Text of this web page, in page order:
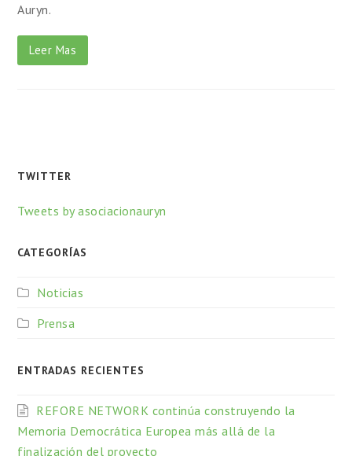
Auryn.
Leer Mas
TWITTER
Tweets by asociacionauryn
CATEGORÍAS
Noticias
Prensa
ENTRADAS RECIENTES
REFORE NETWORK continúa construyendo la
Memoria Democrática Europea más allá de la
finalización del proyecto